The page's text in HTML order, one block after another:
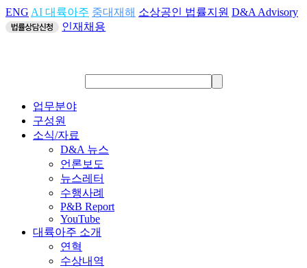
ENG AI 대륙아주 중대재해 소상공인 법률지원 D&A Advisory
인재채용
업무분야
구성원
소식/자료
D&A 뉴스
언론보도
뉴스레터
수행사례
P&B Report
YouTube
대륙아주 소개
연혁
수상내역